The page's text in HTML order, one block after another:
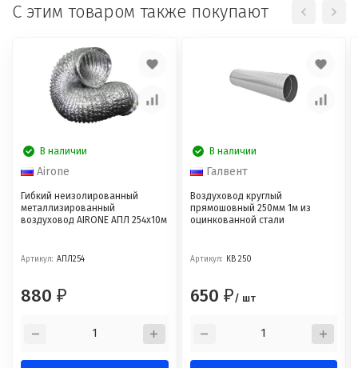
C этим товаром также покупают
В наличии
Airone
Гибкий неизолированный
металлизированный
воздуховод AIRONE АПЛ 254х10м
Артикул: АПЛ254
880 ₽
В наличии
Галвент
Воздуховод круглый
прямошовный 250мм 1м из
оцинкованной стали
Артикул: КВ 250
650 ₽/ шт